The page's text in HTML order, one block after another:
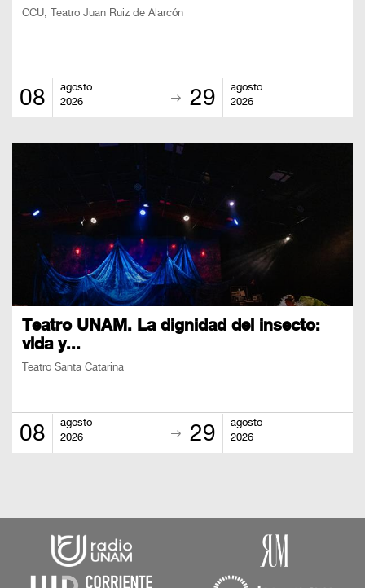
CCU, Teatro Juan Ruiz de Alarcón
08
agosto
2026
29
agosto
2026
Teatro UNAM. La dignidad del insecto:
vida y...
Teatro Santa Catarina
08
agosto
2026
29
agosto
2026